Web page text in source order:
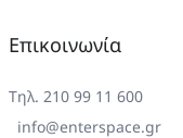
Επικοινωνία
Τηλ. 210 99 11 600
info@enterspace.gr